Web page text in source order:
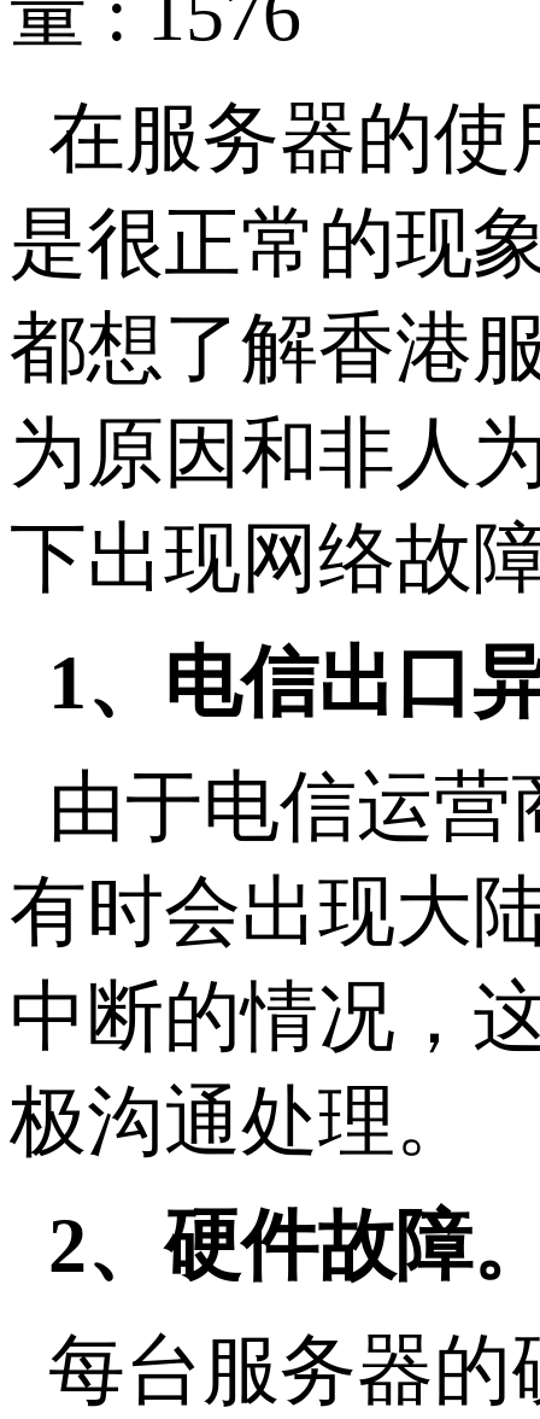
在服务器的使
是很正常的现
都想了解香港
为原因和非人
下出现网络故
1、电信出口
由于电信运
有时会出现大
中断的情况，
极沟通处理。
2、硬件故障
每台服务器的